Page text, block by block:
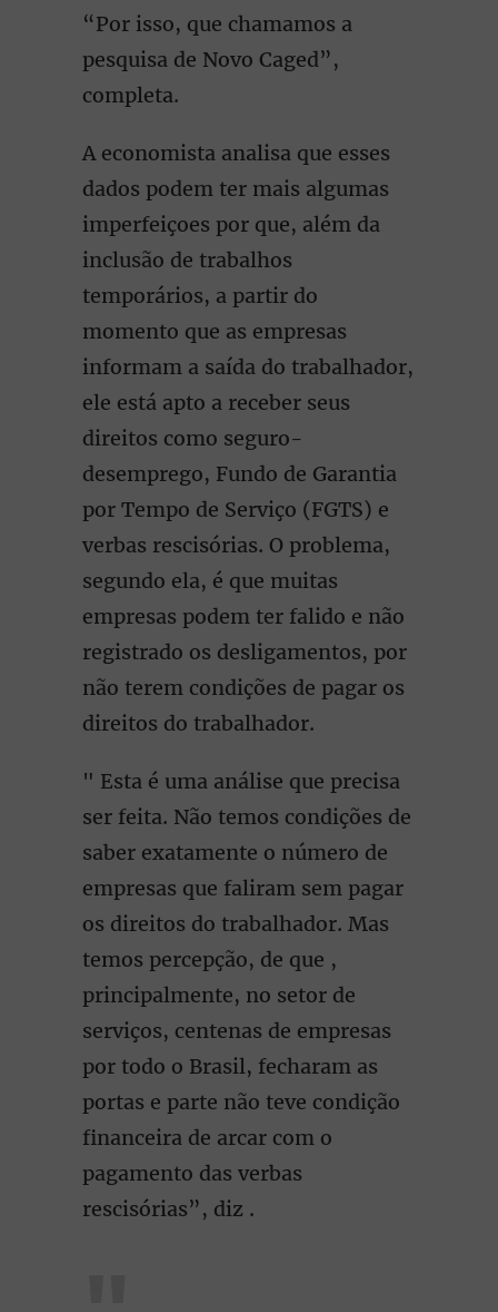
“Por isso, que chamamos a
pesquisa de Novo Caged”,
completa.
A economista analisa que esses
dados podem ter mais algumas
imperfeiçoes por que, além da
inclusão de trabalhos
temporários, a partir do
momento que as empresas
informam a saída do trabalhador,
ele está apto a receber seus
direitos como seguro-
desemprego, Fundo de Garantia
por Tempo de Serviço (FGTS) e
verbas rescisórias. O problema,
segundo ela, é que muitas
empresas podem ter falido e não
registrado os desligamentos, por
não terem condições de pagar os
direitos do trabalhador.
" Esta é uma análise que precisa
ser feita. Não temos condições de
saber exatamente o número de
empresas que faliram sem pagar
os direitos do trabalhador. Mas
temos percepção, de que ,
principalmente, no setor de
serviços, centenas de empresas
por todo o Brasil, fecharam as
portas e parte não teve condição
financeira de arcar com o
pagamento das verbas
rescisórias”, diz .